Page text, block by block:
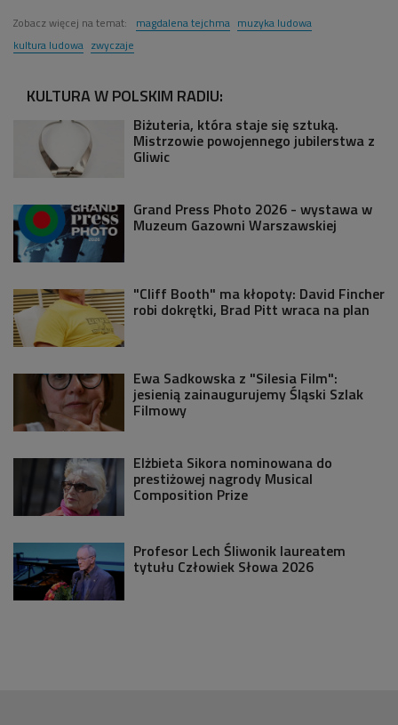
Zobacz więcej na temat: magdalena tejchma muzyka ludowa
kultura ludowa zwyczaje
KULTURA W POLSKIM RADIU:
Biżuteria, która staje się sztuką.
Mistrzowie powojennego jubilerstwa z
Gliwic
Grand Press Photo 2026 - wystawa w
Muzeum Gazowni Warszawskiej
"Cliff Booth" ma kłopoty: David Fincher
robi dokrętki, Brad Pitt wraca na plan
Ewa Sadkowska z "Silesia Film":
jesienią zainaugurujemy Śląski Szlak
Filmowy
Elżbieta Sikora nominowana do
prestiżowej nagrody Musical
Composition Prize
Profesor Lech Śliwonik laureatem
tytułu Człowiek Słowa 2026